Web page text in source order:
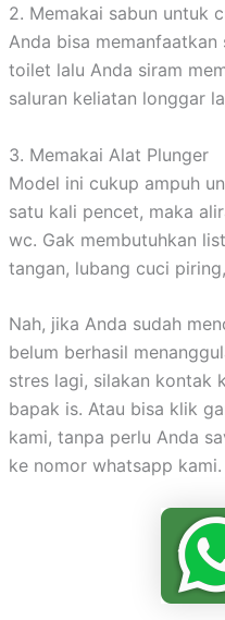
2. Memakai sabun untuk
Anda bisa
toilet lalu Anda siram
saluran keliatan longgar
3. Memakai Alat Plunger
Model ini cukup ampuh
satu kali pencet, maka
wc. Gak membutuhkan
tangan, lubang cuci
Nah, jika Anda sudah
belum berhasil
stres lagi, silakan kontak
bapak is. Atau bisa klik
kami, tanpa perlu Anda
ke nomor whatsapp kami.